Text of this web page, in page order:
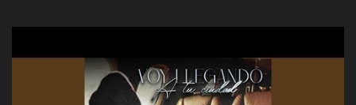
cariño de mi alma Que pa febrero vendré frente a ti con mis
preguntas y digas que sí hacernos novios y verte feliz y muy
contenta como yo por ti Música Pregúntame qué es lo que me